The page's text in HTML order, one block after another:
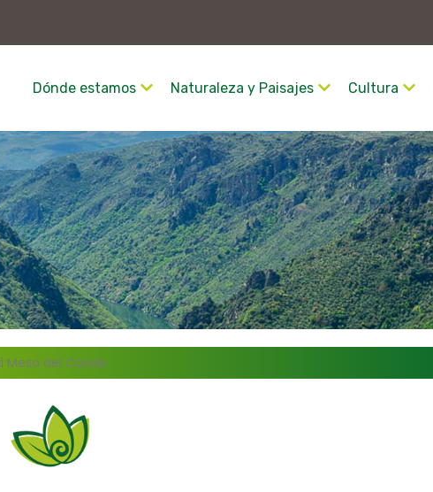
Dónde estamos Naturaleza y Paisajes Cultura
Mesa del Conde